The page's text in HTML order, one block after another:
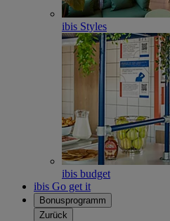
ibis Styles
ibis budget
ibis Go get it
Bonusprogramm
Zurück